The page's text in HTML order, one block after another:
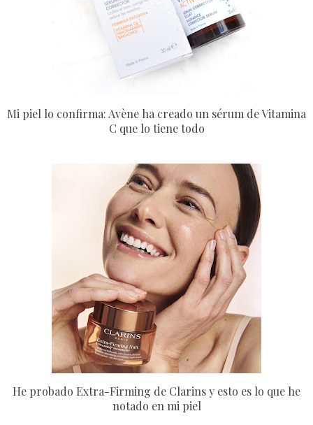
Mi piel lo confirma: Avène ha creado un sérum de Vitamina
C que lo tiene todo
He probado Extra-Firming de Clarins y esto es lo que he
notado en mi piel